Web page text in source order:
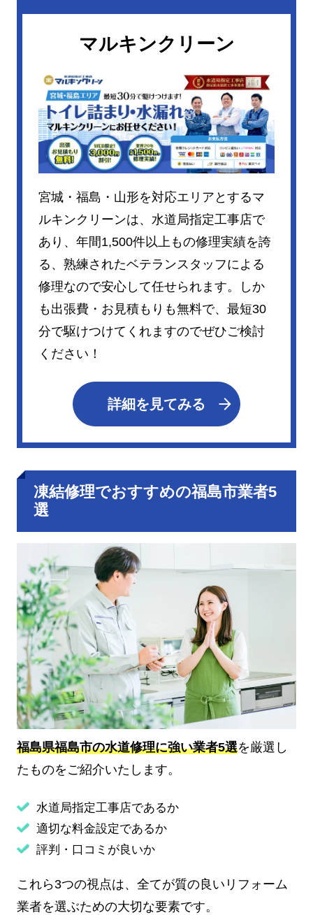
マルキンクリーン
宮城・福島・山形を対応エリアとするマ
ルキンクリーンは、水道局指定工事店で
あり、年間1,500件以上もの修理実績を誇
る、熟練されたベテランスタッフによる
修理なので安心して任せられます。しか
も出張費・お見積もりも無料で、最短30
分で駆けつけてくれますのでぜひご検討
ください！
詳細を見てみる
凍結修理でおすすめの福島市業者5
選
福島県福島市の水道修理に強い業者5選を厳選し
たものをご紹介いたします。
水道局指定工事店であるか
適切な料金設定であるか
評判・口コミが良いか
これら3つの視点は、全てが質の良いリフォーム
業者を選ぶための大切な要素です。